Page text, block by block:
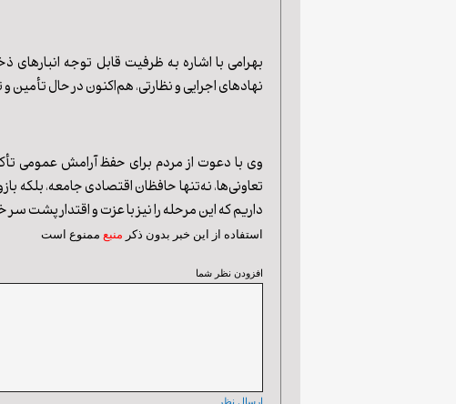
بهرامی با اشاره به ظرفیت قابل توجه
نهادهای اجرایی و نظارتی، هم‌اکنون در حال تأمین
وی با دعوت از مردم برای حفظ آرامش عمومی
تعاونی‌ها، نه‌تنها حافظان اقتصادی جامعه، بلکه
داریم که این مرحله را نیز با عزت و اقتدار پشت
استفاده از اين خبر بدون ذكر منبع ممنوع است
افزودن نظر شما
ارسال نظر